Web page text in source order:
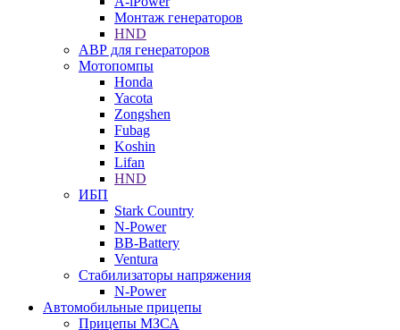
Монтаж генераторов
HND
АВР для генераторов
Мотопомпы
Honda
Yacota
Zongshen
Fubag
Koshin
Lifan
HND
ИБП
Stark Country
N-Power
BB-Battery
Ventura
Стабилизаторы напряжения
N-Power
Автомобильные прицепы
Прицепы МЗСА